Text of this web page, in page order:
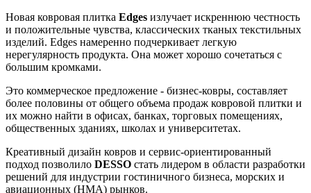
Новая ковровая плитка Edges излучает искреннюю честность
и положительные чувства, классических тканых текстильных
изделий. Edges намеренно подчеркивает легкую
нерегулярность продукта. Она может хорошо сочетаться с
большим кромками.
Это коммерческое предложение - бизнес-ковры, составляет
более половины от общего объема продаж ковровой плитки и
их можно найти в офисах, банках, торговых помещениях,
общественных зданиях, школах и университетах.
Креативный дизайн ковров и сервис-ориентированный
подход позволило DESSO стать лидером в области разработки
решений для индустрии гостиничного бизнеса, морских и
авиационных (НМА) рынков.